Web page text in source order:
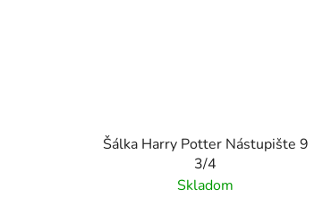
Šálka Harry Potter Nástupište 9
3/4
Skladom